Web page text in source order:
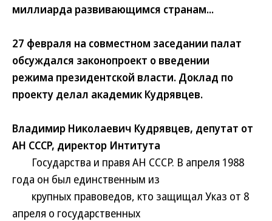
миллиарда развивающимся странам...
27 февраля на совместном заседании палат
обсуждался законопроект о введении
режима президентской власти. Доклад по
проекту делал академик Кудрявцев.
Владимир Николаевич Кудрявцев, депутат от
АН СССР, директор Интитута
Государства и правя АН СССР. В апреля 1988
года он был единственным из
крупных правоведов, кто защищал Указ от 8
апреля о государственных